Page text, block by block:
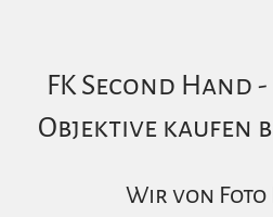
FK Second Hand
Objektive kaufen
Wir von Foto